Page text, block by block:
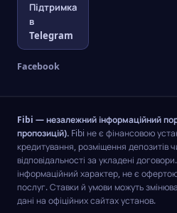
Підтримка
в
Telegram
Facebook
Fibi — незалежний інформаційний
пропозицій). Fibi не є фінансовою
кредитування, розміщення депозитів
відповідальності за укладені
інформаційний характер, не є
послуг. Ставки й умови можуть
дані на офіційних сайтах установ.